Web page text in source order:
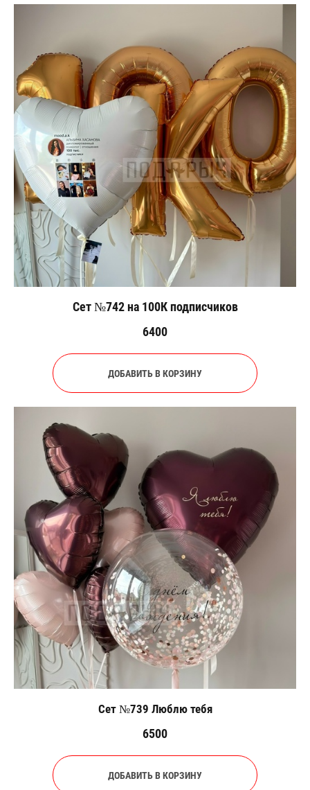
Сет №742 на 100К подписчиков
6400
ДОБАВИТЬ В КОРЗИНУ
Сет №739 Люблю тебя
6500
ДОБАВИТЬ В КОРЗИНУ